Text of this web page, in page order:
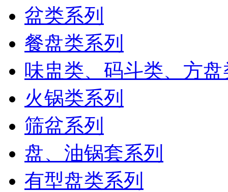
盆类系列
餐盘类系列
味盅类、码斗类、方盘
火锅类系列
筛盆系列
盘、油锅套系列
有型盘类系列